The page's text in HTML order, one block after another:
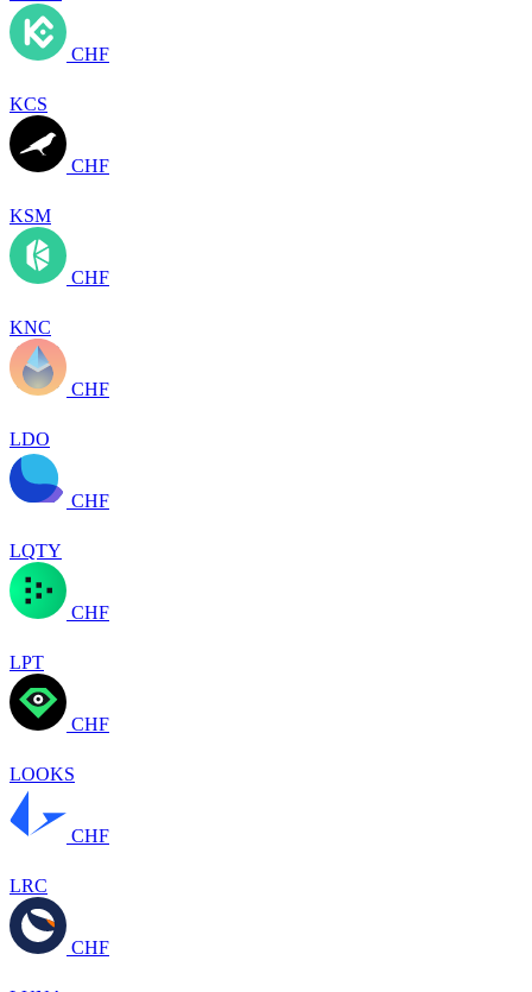
CHF
KCS
CHF
KSM
CHF
KNC
CHF
LDO
CHF
LQTY
CHF
LPT
CHF
LOOKS
CHF
LRC
CHF